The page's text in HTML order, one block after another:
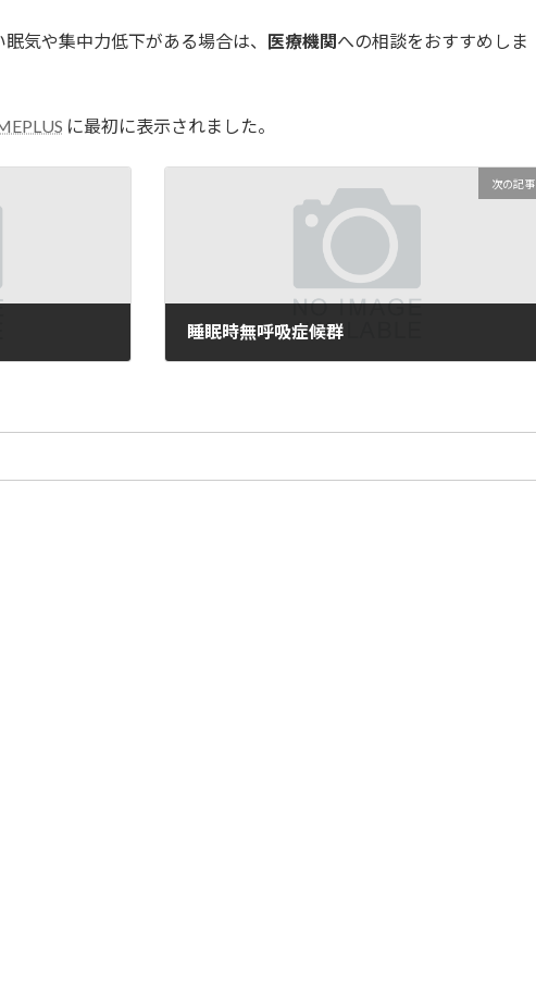
気や集中力低下がある場合は、 医療機関 への相談をおすすめしま
に最初に表示されました。
次の記事
睡眠時無呼吸症候群